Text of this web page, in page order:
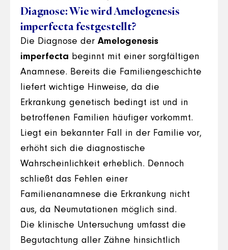
Diagnose: Wie wird Amelogenesis
imperfecta festgestellt?
Die Diagnose der Amelogenesis
imperfecta beginnt mit einer sorgfältigen
Anamnese. Bereits die Familiengeschichte
liefert wichtige Hinweise, da die
Erkrankung genetisch bedingt ist und in
betroffenen Familien häufiger vorkommt.
Liegt ein bekannter Fall in der Familie vor,
erhöht sich die diagnostische
Wahrscheinlichkeit erheblich. Dennoch
schließt das Fehlen einer
Familienanamnese die Erkrankung nicht
aus, da Neumutationen möglich sind.
Die klinische Untersuchung umfasst die
Begutachtung aller Zähne hinsichtlich